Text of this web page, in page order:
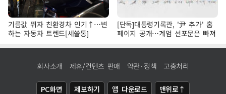
기름값 뛰자 친환경차 인기↑…변
하는 자동차 트렌드[세쓸통]
[단독]대통령기록관, '尹 추가' 홈
페이지 공개…계엄 선포문은 빠져
회사소개 제휴/컨텐츠 판매 약관·정책 고충처리
PC화면 제보하기 앱 다운로드 맨위로↑